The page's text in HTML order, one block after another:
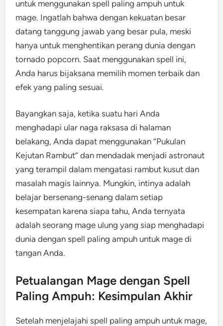
untuk menggunakan spell paling ampuh untuk
mage. Ingatlah bahwa dengan kekuatan besar
datang tanggung jawab yang besar pula, meski
hanya untuk menghentikan perang dunia dengan
tornado popcorn. Saat menggunakan spell ini,
Anda harus bijaksana memilih momen terbaik dan
efek yang paling sesuai.
Bayangkan saja, ketika suatu hari Anda
menghadapi ular naga raksasa di halaman
belakang, Anda dapat menggunakan “Pukulan
Kejutan Rambut” dan mendadak menjadi astronaut
yang terampil dalam mengatasi rambut kusut dan
masalah magis lainnya. Mungkin, intinya adalah
belajar bersenang-senang dalam setiap
kesempatan karena siapa tahu, Anda ternyata
adalah seorang mage ulung yang siap menghadapi
dunia dengan spell paling ampuh untuk mage di
tangan Anda.
Petualangan Mage dengan Spell
Paling Ampuh: Kesimpulan Akhir
Setelah menjelajahi spell paling ampuh untuk mage,